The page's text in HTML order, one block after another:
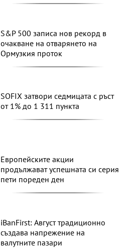
S&P 500 записа нов рекорд в
очакване на отварянето на
Ормузкия проток
SOFIX затвори седмицата с ръст
от 1% до 1 311 пункта
Европейските акции
продължават успешната си серия
пети пореден ден
iBanFirst: Август традиционно
създава напрежение на
валутните пазари